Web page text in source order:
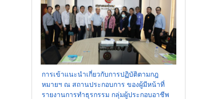
การเข้าแนะนำเกี่ยวกับการปฏิบัติตามกฎ
หมายฯ ณ สถานประกอบการ ของผู้มีหน้าที่
รายงานการทำธุรกรรม กลุ่มผู้ประกอบอาชีพ